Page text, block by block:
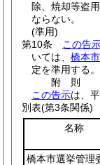
除、焼却等盗
ならない。
(準用)
第10条
この告
いては、 橋本
定を準用する。
附 則
この告示は、
別表(第3条関係)
名称
橋本市選挙管理